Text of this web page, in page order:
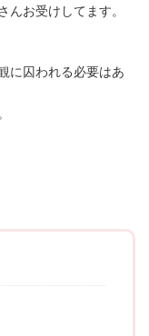
お受けしてます。
に囚われる必要はあ